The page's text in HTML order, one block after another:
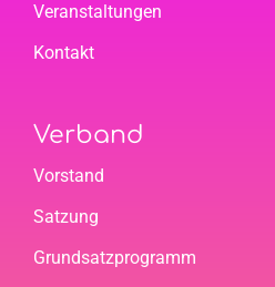
Veranstaltungen
Kontakt
Verband
Vorstand
Satzung
Grundsatzprogramm